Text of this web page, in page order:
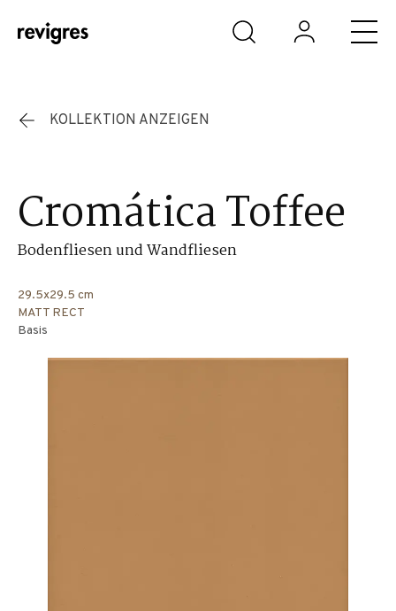
Zum Hauptinhalt springen
KOLLEKTION ANZEIGEN
Cromática Toffee
Bodenfliesen und Wandfliesen
29.5x29.5 cm
MATT RECT
Basis